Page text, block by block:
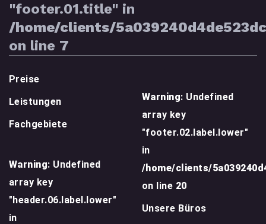
"footer.01.title" in
/home/clients/
on line 7
Preise
Leistungen
Fachgebiete
Warning: Undefined
array key
"header.06.label.lower"
in
Warning: Undefined
array key
"footer.02.label.lower"
in
/home/clients/
on line 20
Unsere Büros